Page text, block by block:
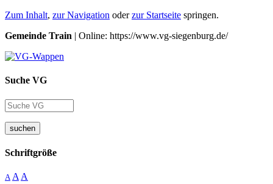
Zum Inhalt, zur Navigation oderzur Startseite springen.
Gemeinde Train | Online: https://www.vg-siegenburg.de/
Suche VG
suchen
Schriftgröße
A A A